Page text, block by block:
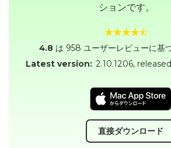
ションです。
4.8 は 958 ユーザーレビューに基
Latest version: 2.10.1206, released
直接ダウンロード